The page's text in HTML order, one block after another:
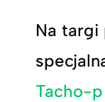
Na targi
Tacho-p